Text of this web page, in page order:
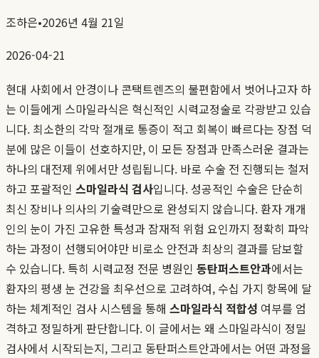
조하은•2026년 4월 21일
2026-04-21
현대 사회에서 안경이나 콘택트렌즈의 불편함에서 벗어나고자 하
는 이들에게 스마일라식은 혁신적인 시력교정술로 각광받고 있습
니다. 최소한의 각막 절개로 통증이 적고 회복이 빠르다는 장점 덕
분에 많은 이들이 선호하지만, 이 모든 장점과 만족스러운 결과는
하나의 대전제 위에서만 성립됩니다. 바로 수술 전 진행되는 철저
하고 포괄적인 스마일라식 검사입니다. 성공적인 수술은 단순히
최신 장비나 의사의 기술력만으로 완성되지 않습니다. 환자 개개
인의 눈이 가진 고유한 특성과 잠재적 위험 요인까지 정확히 파악
하는 과정이 선행되어야만 비로소 안전과 최상의 결과를 담보할
수 있습니다. 특히 시력교정 전문 병원인 동탄퍼스트안과에서는
환자의 평생 눈 건강을 최우선으로 고려하여, 수십 가지 항목에 달
하는 체계적인 검사 시스템을 통해 스마일라식 적합성 여부를 엄
격하고 정밀하게 판단합니다. 이 글에서는 왜 스마일라식이 정밀
검사에서 시작되는지, 그리고 동탄퍼스트안과에서는 어떤 과정을